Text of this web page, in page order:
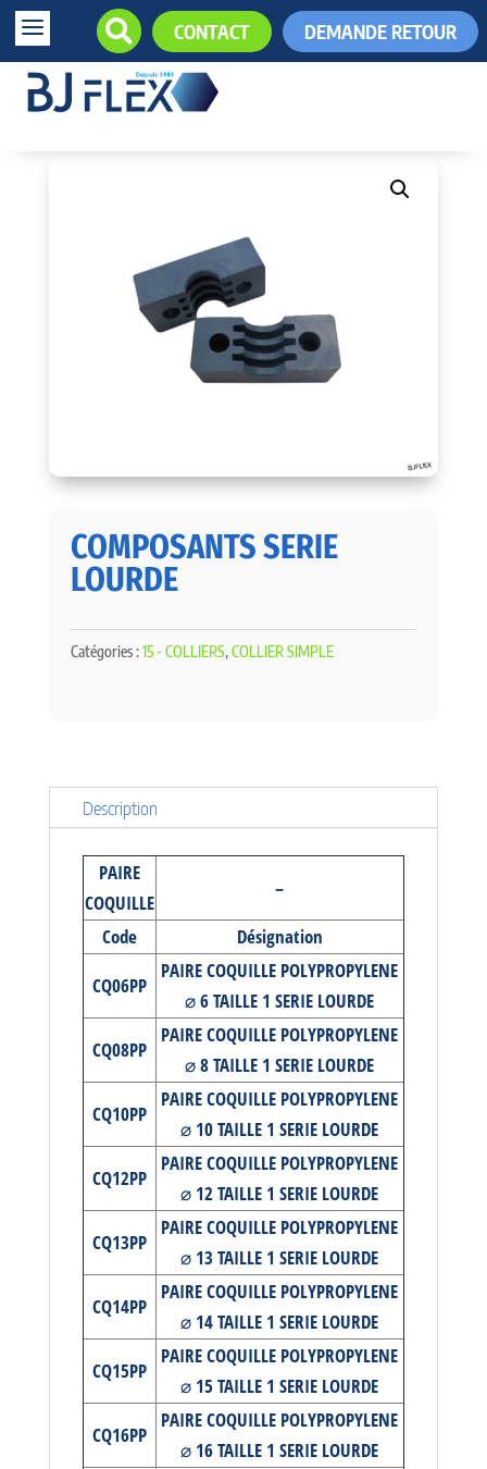
a  CONTACT DEMANDE RETOUR
COMPOSANTS SERIE
LOURDE
Catégories :15 - COLLIERS,COLLIER SIMPLE
Description
PAIRE
COQUILLE
–
Code
Désignation
CQ06PP
PAIRE COQUILLE POLYPROPYLENE
⌀ 6 TAILLE 1 SERIE LOURDE
CQ08PP
PAIRE COQUILLE POLYPROPYLENE
⌀ 8 TAILLE 1 SERIE LOURDE
CQ10PP
PAIRE COQUILLE POLYPROPYLENE
⌀ 10 TAILLE 1 SERIE LOURDE
CQ12PP
PAIRE COQUILLE POLYPROPYLENE
⌀ 12 TAILLE 1 SERIE LOURDE
CQ13PP
PAIRE COQUILLE POLYPROPYLENE
⌀ 13 TAILLE 1 SERIE LOURDE
CQ14PP
PAIRE COQUILLE POLYPROPYLENE
⌀ 14 TAILLE 1 SERIE LOURDE
CQ15PP
PAIRE COQUILLE POLYPROPYLENE
⌀ 15 TAILLE 1 SERIE LOURDE
CQ16PP
PAIRE COQUILLE POLYPROPYLENE
⌀ 16 TAILLE 1 SERIE LOURDE